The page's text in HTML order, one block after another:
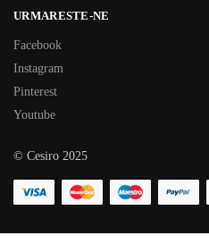
URMARESTE-NE
Facebook
Instagram
Pinterest
Youtube
© Cesiro 2025